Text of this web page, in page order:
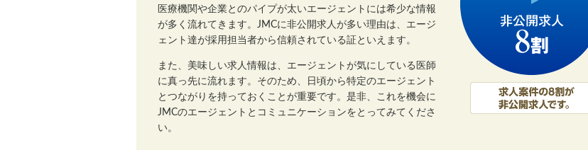
医療機関や企業とのパイプが太いエージェントには希少な情報
が多く流れてきます。JMCに非公開求人が多い理由は、エージ
ェント達が採用担当者から信頼されている証といえます。
また、美味しい求人情報は、エージェントが気にしている医師
に真っ先に流れます。そのため、日頃から特定のエージェント
とつながりを持っておくことが重要です。是非、これを機会に
JMCのエージェントとコミュニケーションをとってみてくださ
い。